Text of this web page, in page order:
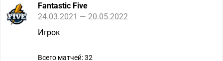
Fantastic Five
24.03.2021 — 20.05.2022
Игрок
Всего матчей: 32